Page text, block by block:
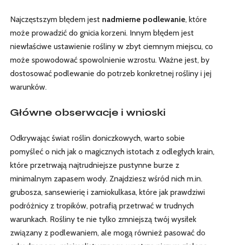
Najczęstszym błędem jest nadmierne podlewanie, które
może prowadzić do gnicia korzeni. Innym błędem jest
niewłaściwe ustawienie rośliny w​ zbyt ciemnym miejscu, ‌co
może spowodować spowolnienie wzrostu. Ważne ⁣jest, by
dostosować podlewanie do potrzeb konkretnej rośliny i jej
‍warunków.
Główne obserwacje i wnioski
Odkrywając świat roślin doniczkowych, warto⁣ sobie
pomyśleć o nich ​jak o ​magicznych⁤ istotach z odległych krain,
które przetrwają ‍najtrudniejsze ⁣pustynne burze z
minimalnym zapasem wody. Znajdziesz‍ wśród​ nich m.in.
grubosza, sansewierię i zamiokulkasa,​ które jak ⁣prawdziwi
podróżnicy z‌ tropików, potrafią⁤ przetrwać⁣ w trudnych
warunkach. Rośliny te nie tylko ​zmniejszą twój ⁣wysiłek
związany⁣ z podlewaniem, ale mogą ​również pasować do